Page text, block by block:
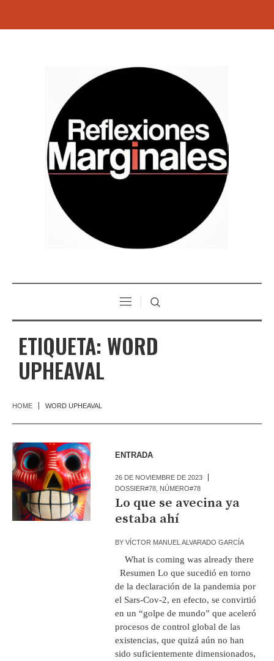
ETIQUETA: WORD
UPHEAVAL
HOME WORD UPHEAVAL
ENTRADA
26 DE NOVIEMBRE DE 2023
DOSSIER#78 NÚMERO#78
Lo que se avecina ya
estaba ahí
BYVÍCTOR MANUEL ALVARADO GARCÍA
What is coming was already there
Resumen Lo que sucedió en torno
de la declaración de la pandemia por
el Sars-Cov-2, en efecto, se convirtió
en un “golpe de mundo” que aceleró
procesos de control global de las
existencias, que quizá aún no han
sido suficientemente dimensionados,